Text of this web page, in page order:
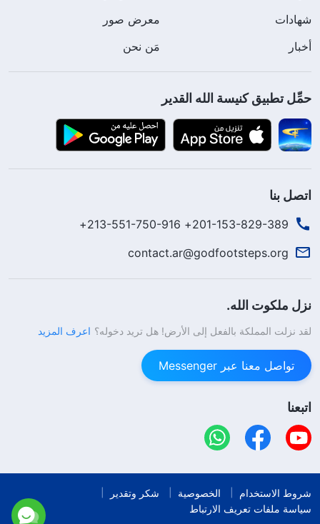
شهادات
معرض صور
أخبار
مَن نحن
حمِّل تطبيق كنيسة الله القدير
اتصل بنا
201-153-829-389+ 213-551-750-916+
contact.ar@godfootsteps.org
نزل ملكوت الله.
لقد نزلت المملكة بالفعل إلى الأرض! هل تريد دخوله؟ اعرف المزيد
تواصل معنا عبر Messenger
اتبعنا
شروط الاستخدام الخصوصية
شكر وتقدير
سياسة ملفات تعريف الارتباط